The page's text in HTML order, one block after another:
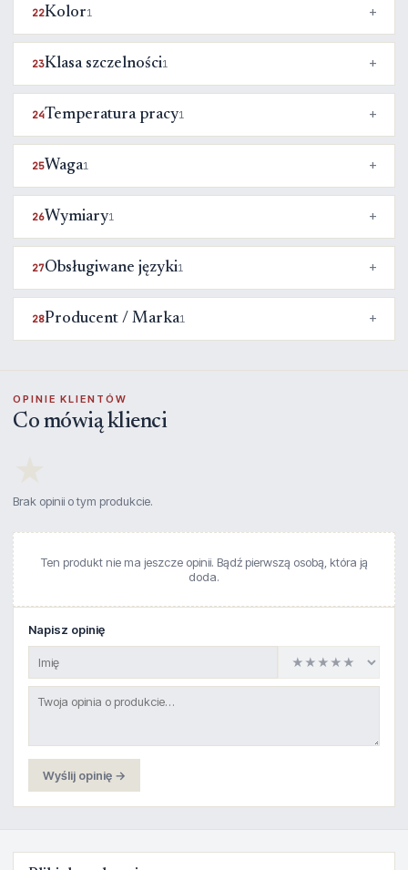
22Kolor1
23Klasa szczelności1
24Temperatura pracy1
25Waga1
26Wymiary1
27Obsługiwane języki1
28Producent / Marka1
OPINIE KLIENTÓW
Co mówią klienci
Brak opinii o tym produkcie.
Ten produkt nie ma jeszcze opinii. Bądź pierwszą osobą, która ją
doda.
Napisz opinię
Wyślij opinię →